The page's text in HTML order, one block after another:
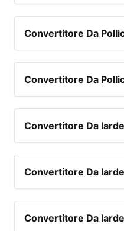
Convertitore Da
Convertitore Da
Convertitore Da
Convertitore Da
Convertitore Da